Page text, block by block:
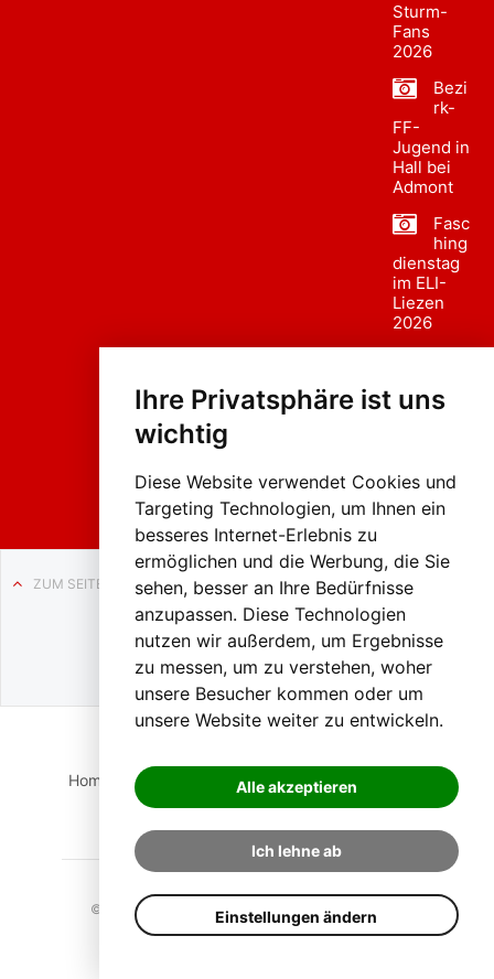
Ihre Privatsphäre ist uns
wichtig
Diese Website verwendet Cookies und
Targeting Technologien, um Ihnen ein
besseres Internet-Erlebnis zu
ermöglichen und die Werbung, die Sie
sehen, besser an Ihre Bedürfnisse
anzupassen. Diese Technologien
nutzen wir außerdem, um Ergebnisse
zu messen, um zu verstehen, woher
unsere Besucher kommen oder um
unsere Website weiter zu entwickeln.
Alle akzeptieren
Ich lehne ab
Einstellungen ändern
Sturm-
Fans
2026
Bezi
rk-
FF-
Jugend in
Hall bei
Admont
Fasc
hing
dienstag
im ELI-
Liezen
2026
sumzug
Liezen
ZUM SEITENANFANG
Auf BLO24.at werben?
+43 (0)664 2226600
Home Suche Login Impressum
Datenschutz
© 2023 BLO24.at – Bezirk Liezen Online |